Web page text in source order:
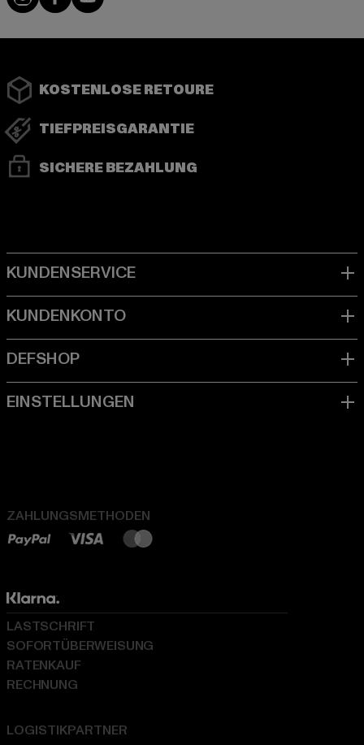
KOSTENLOSE RETOURE
TIEFPREISGARANTIE
SICHERE BEZAHLUNG
ZAHLUNGSMETHODEN
LOGISTIKPARTNER
LASTSCHRIFT
SOFORTÜBERWEISUNG
RATENKAUF
RECHNUNG